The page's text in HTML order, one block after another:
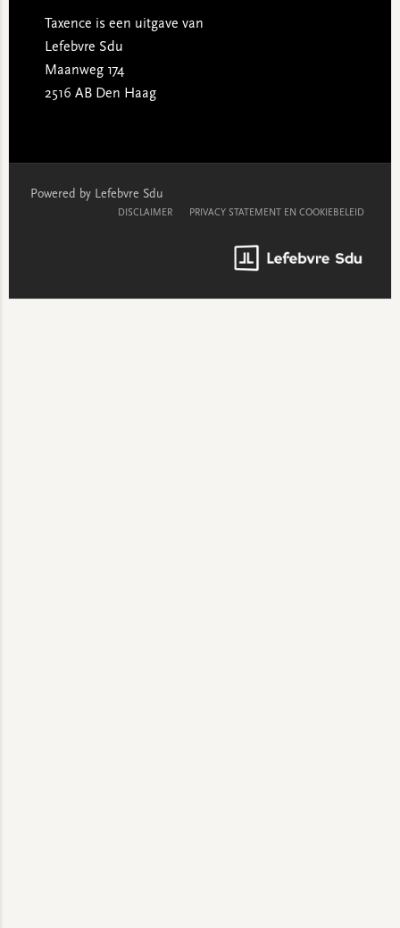
Taxence is een uitgave van
Lefebvre Sdu
Maanweg 174
2516 AB Den Haag
Powered by Lefebvre Sdu
DISCLAIMER PRIVACY STATEMENT EN COOKIEBELEID